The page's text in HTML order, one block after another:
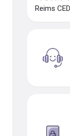
Reims